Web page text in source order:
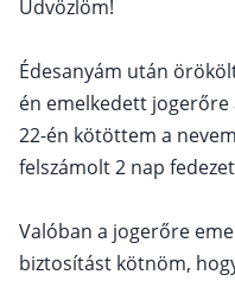
Üdvözlöm!
Édesanyám után
én emelkedett jogerőre
22-én kötöttem a
felszámolt 2 nap
Valóban a jogerőre
biztosítást kötnöm,